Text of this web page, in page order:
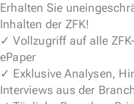
Erhalten Sie
Inhalten der ZFK!
✓ Vollzugriff auf alle
ePaper
✓ Exklusive Analysen,
Interviews aus der